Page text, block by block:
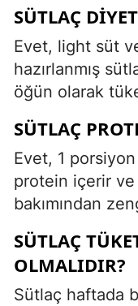
SÜTLAÇ
Evet, light süt
hazırlanmış
öğün olarak
SÜTLAÇ
Evet, 1
protein içerir ve
bakımından
SÜTLAÇ
OLMALIDIR?
Sütlaç haftada